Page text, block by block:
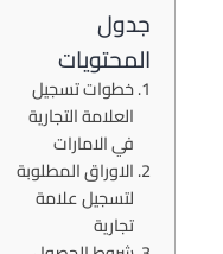
جدول
المحتويات
خطوات تسجيل
العلامة التجارية
في الامارات
الاوراق المطلوبة
لتسجيل علامة
تجارية